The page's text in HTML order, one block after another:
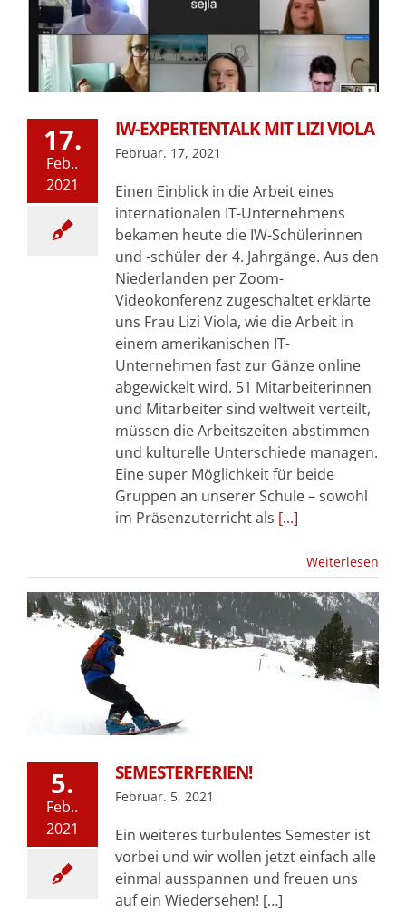
17.
Feb..
2021
IW-EXPERTENTALK MIT LIZI VIOLA
Februar. 17, 2021
Einen Einblick in die Arbeit eines
internationalen IT-Unternehmens
bekamen heute die IW-Schülerinnen
und -schüler der 4. Jahrgänge. Aus den
Niederlanden per Zoom-
Videokonferenz zugeschaltet erklärte
uns Frau Lizi Viola, wie die Arbeit in
einem amerikanischen IT-
Unternehmen fast zur Gänze online
abgewickelt wird. 51 Mitarbeiterinnen
und Mitarbeiter sind weltweit verteilt,
müssen die Arbeitszeiten abstimmen
und kulturelle Unterschiede managen.
Eine super Möglichkeit für beide
Gruppen an unserer Schule – sowohl
im Präsenzuterricht als [...]
Weiterlesen
5.
Feb..
2021
SEMESTERFERIEN!
Februar. 5, 2021
Ein weiteres turbulentes Semester ist
vorbei und wir wollen jetzt einfach alle
einmal ausspannen und freuen uns
auf ein Wiedersehen! […]